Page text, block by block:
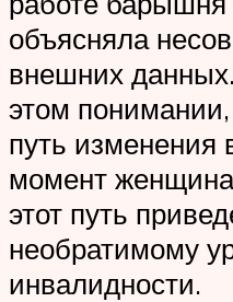
объясняла
внешних
этом
путь изменения
момент
этот путь
необратимому
инвалидности.